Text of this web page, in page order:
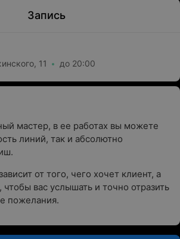
Запись
11 до 20:00
мастер, в ее работах вы можете
линий, так и абсолютно
от того, чего хочет клиент, а
чтобы вас услышать и точно отразить
пожелания.